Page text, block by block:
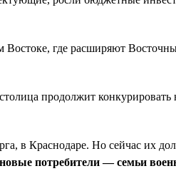
Востоке, где расширяют
продолжит конкурировать
в Краснодаре. Но сейчас их
потребители — семьи